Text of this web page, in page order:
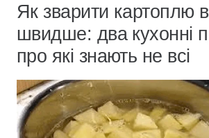
Як зварити картоплю
швидше: два кухонні
про які знають не всі